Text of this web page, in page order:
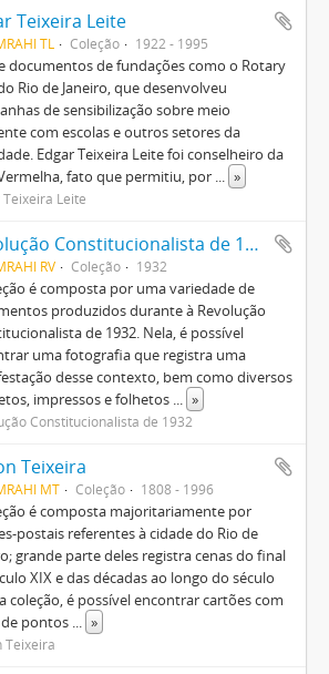
Teixeira Leite
TL Coleção 1922 - 1995
documentos de fundações como o Rotary
Rio de Janeiro, que desenvolveu
de sensibilização sobre meio
com escolas e outros setores da
Edgar Teixeira Leite foi conselheiro da
fato que permitiu, por ... »
Teixeira Leite
Revolução Constitucionalista de 1932
RV Coleção 1932
é composta por uma variedade de
produzidos durante à Revolução
de 1932. Nela, é possível
uma fotografia que registra uma
desse contexto, bem como diversos
impressos e folhetos ... »
Constitucionalista de 1932
Teixeira
MT Coleção 1808 - 1996
é composta majoritariamente por
postais referentes à cidade do Rio de
grande parte deles registra cenas do final
XIX e das décadas ao longo do século
coleção, é possível encontrar cartões com
pontos ... »
Teixeira